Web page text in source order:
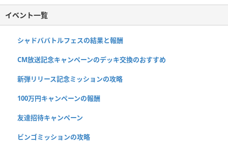
イベント一覧
シャドババトルフェスの結果と報酬
CM放送記念キャンペーンのデッキ交換のおすすめ
新弾リリース記念ミッションの攻略
100万円キャンペーンの報酬
友達招待キャンペーン
ビンゴミッションの攻略